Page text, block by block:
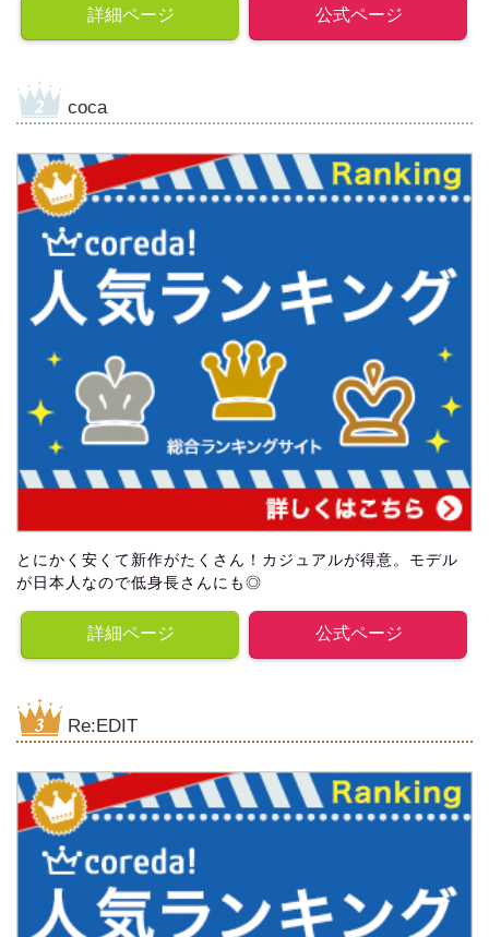
詳細ページ 公式ページ
coca
とにかく安くて新作がたくさん！カジュアルが得意。モデル
が日本人なので低身長さんにも◎
詳細ページ 公式ページ
Re:EDIT